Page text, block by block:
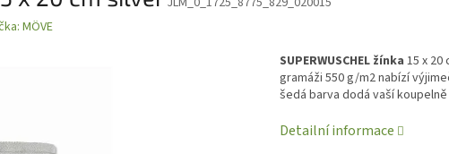
MÖVE
SUPERWUSCHEL žínka 15 x
gramáži 550 g/m2 nabízí
šedá barva dodá vaší
Detailní informace